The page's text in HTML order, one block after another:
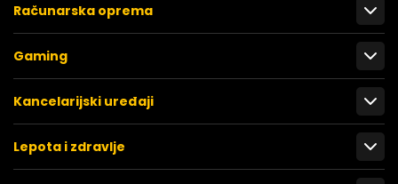
Računarska oprema
Gaming
Kancelarijski uređaji
Lepota i zdravlje